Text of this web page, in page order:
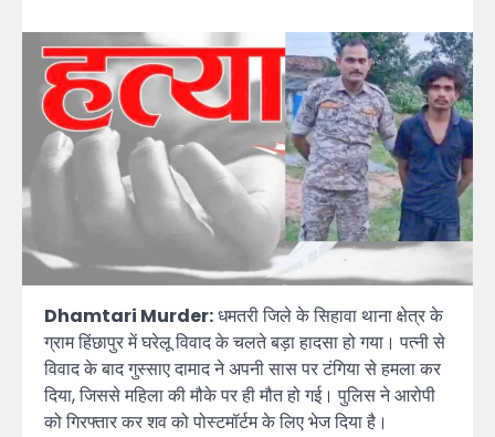
Dhamtari Murder:धमतरी जिले के सिहावा थाना क्षेत्र के
ग्राम हिंछापुर में घरेलू विवाद के चलते बड़ा हादसा हो गया। पत्नी से
विवाद के बाद गुस्साए दामाद ने अपनी सास पर टंगिया से हमला कर
दिया, जिससे महिला की मौके पर ही मौत हो गई। पुलिस ने आरोपी
को गिरफ्तार कर शव को पोस्टमॉर्टम के लिए भेज दिया है।